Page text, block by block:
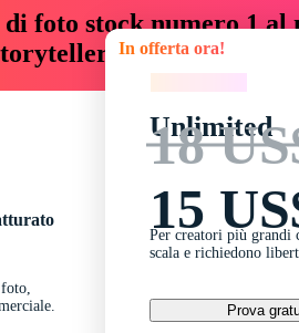
foto stock numero 1
risorse
In offerta ora!
Unlimited
18
15
Per creatori più grandi
scala e richiedono
Prova